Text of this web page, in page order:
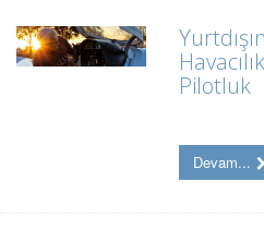
Pilotluk
Devam...